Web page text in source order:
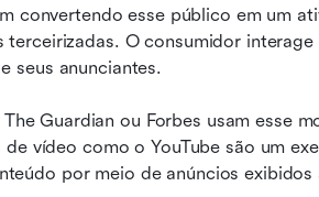
convertendo esse público em um
O consumidor
seus anunciantes.
Guardian ou Forbes usam esse
vídeo como o YouTube são um
por meio de anúncios exibidos